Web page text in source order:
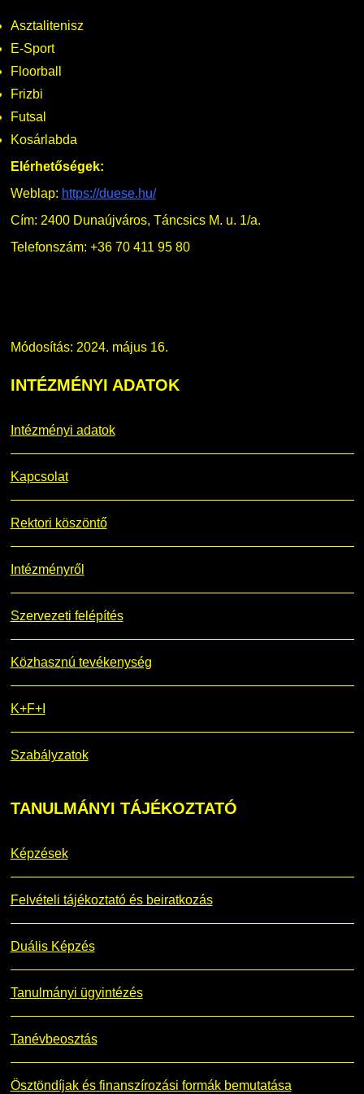
Nemzetközi Lehetőségek
Átjelentkezőknek
Asztalitenisz
E-Sport
Floorball
Frizbi
Futsal
Kosárlabda
Elérhetőségek:
Weblap: https://duese.hu/
Cím: 2400 Dunaújváros, Táncsics M. u. 1/a.
Telefonszám: +36 70 411 95 80
Módosítás: 2024. május 16.
INTÉZMÉNYI ADATOK
Intézményi adatok
Kapcsolat
Rektori köszöntő
Intézményről
Szervezeti felépítés
Közhasznú tevékenység
K+F+I
Szabályzatok
TANULMÁNYI TÁJÉKOZTATÓ
Képzések
Felvételi tájékoztató és beiratkozás
Duális Képzés
Tanulmányi ügyintézés
Tanévbeosztás
Ösztöndíjak és finanszírozási formák bemutatása